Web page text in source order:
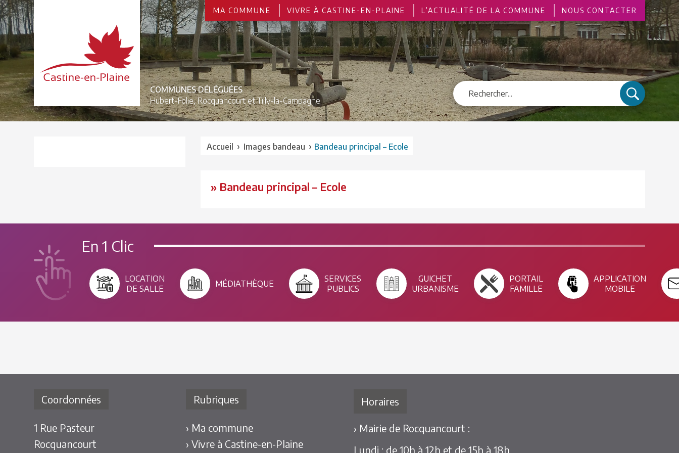
COMMUNES DÉLÉGUÉES
Hubert-Folie, Rocquancourt et Tilly-la-Campagne
MA COMMUNE VIVRE À CASTINE-EN-PLAINE L’ACTUALITÉ DE LA COMMUNE NOUS CONTACTER
Accueil › Images bandeau › Bandeau principal – Ecole
» Bandeau principal – Ecole
En 1 Clic
LOCATION
DE SALLE
MÉDIATHÈQUE
SERVICES
PUBLICS
GUICHET
URBANISME
PORTAIL
FAMILLE
APPLICATION
MOBILE
Coordonnées
1 Rue Pasteur
Rocquancourt
Rubriques
› Ma commune
› Vivre à Castine-en-Plaine
Horaires
› Mairie de Rocquancourt :
Lundi : de 10h à 12h et de 15h à 18h